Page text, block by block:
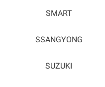
SMART
SSANGYONG
SUZUKI